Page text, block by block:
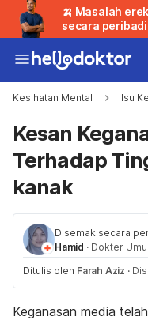
🍌 Masalah
secara
Kesihatan Mental Isu
Kesan
Terhadap
kanak
Disemak secara
Hamid · Dokter
Ditulis oleh Farah Aziz ·
Keganasan media